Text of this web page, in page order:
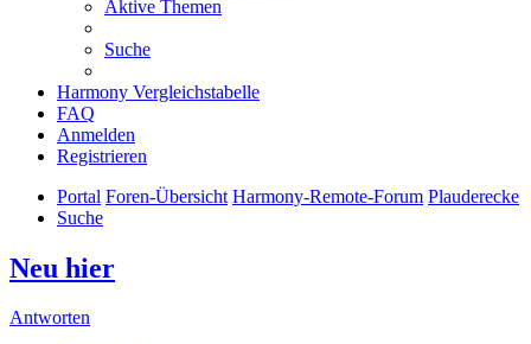
Aktive Themen
Suche
Harmony Vergleichstabelle
FAQ
Anmelden
Registrieren
Portal Foren-Übersicht Harmony-Remote-Forum Plauderecke
Suche
Neu hier
Antworten